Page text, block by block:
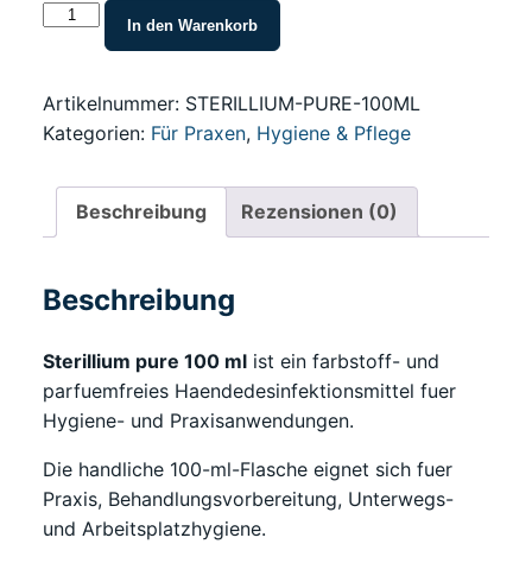
Sterillium
ml
Menge
In den Warenkorb
Artikelnummer: STERILLIUM-PURE-100ML
Kategorien: Für Praxen, Hygiene & Pflege
Beschreibung Rezensionen (0)
Beschreibung
Sterillium pure 100 ml ist ein farbstoff- und
parfuemfreies Haendedesinfektionsmittel fuer
Hygiene- und Praxisanwendungen.
Die handliche 100-ml-Flasche eignet sich fuer
Praxis, Behandlungsvorbereitung, Unterwegs-
und Arbeitsplatzhygiene.